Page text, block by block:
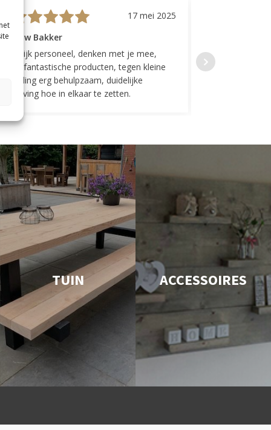
17 mei 2025
Bakker
personeel, denken met je mee,
fantastische producten, tegen kleine
erg behulpzaam, duidelijke
hoe in elkaar te zetten.
Top geregeld!
indelingen die
TUIN ACCESSOIRES